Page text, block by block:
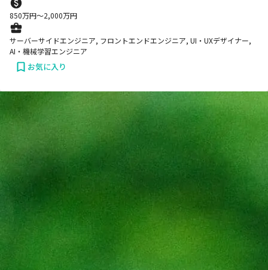
850万円〜2,000万円
サーバーサイドエンジニア, フロントエンドエンジニア, UI・UXデザイナー,
AI・機械学習エンジニア
お気に入り